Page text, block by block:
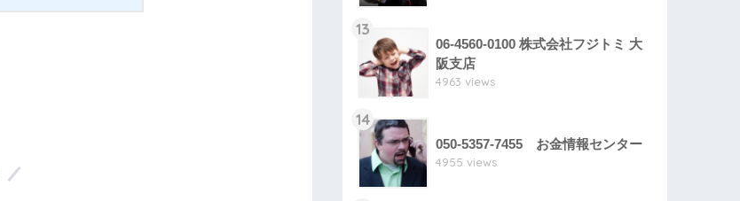
13
06-4560-0100 株式会社フジトミ 大
阪支店
4963 views
14
050-5357-7455 お金情報センター
4955 views